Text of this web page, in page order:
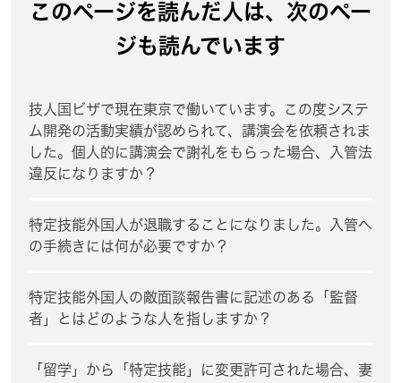
このページを読んだ人は、次のペー
ジも読んでいます
技人国ビザで現在東京で働いています。この度システ
ム開発の活動実績が認められて、講演会を依頼されま
した。個人的に講演会で謝礼をもらった場合、入管法
違反になりますか？
特定技能外国人が退職することになりました。入管へ
の手続きには何が必要ですか？
特定技能外国人の敵面談報告書に記述のある「監督
者」とはどのような人を指しますか？
「留学」から「特定技能」に変更許可された場合、妻